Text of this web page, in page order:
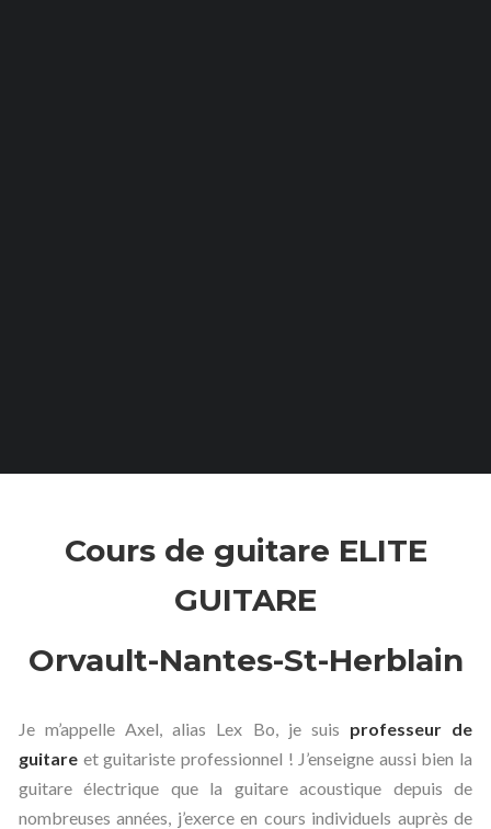
Cours de guitare ELITE
GUITARE
Orvault-Nantes-St-Herblain
Je m’appelle Axel, alias Lex Bo, je suis professeur de
guitare et guitariste professionnel ! J’enseigne aussi bien la
guitare électrique que la guitare acoustique depuis de
nombreuses années, j’exerce en cours individuels auprès de